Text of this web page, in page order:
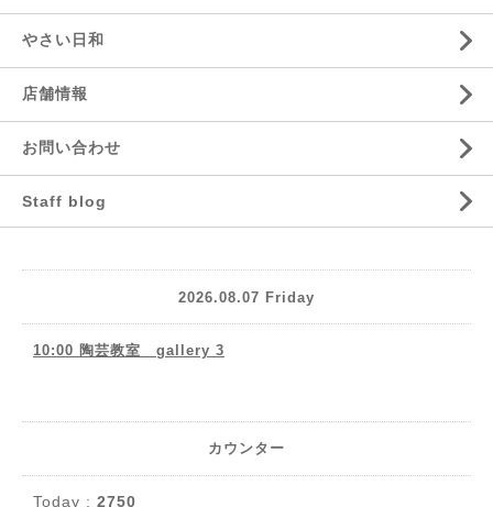
やさい日和
店舗情報
お問い合わせ
Staff blog
2026.08.07 Friday
10:00 陶芸教室 gallery 3
カウンター
Today : 2750